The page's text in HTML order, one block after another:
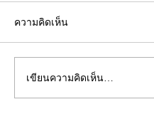
คอลัมน์"จับชีพจรวงกา
พระ"ประจำพุธที่ 29
ความคิดเห็น
เขียนความคิดเห็น…